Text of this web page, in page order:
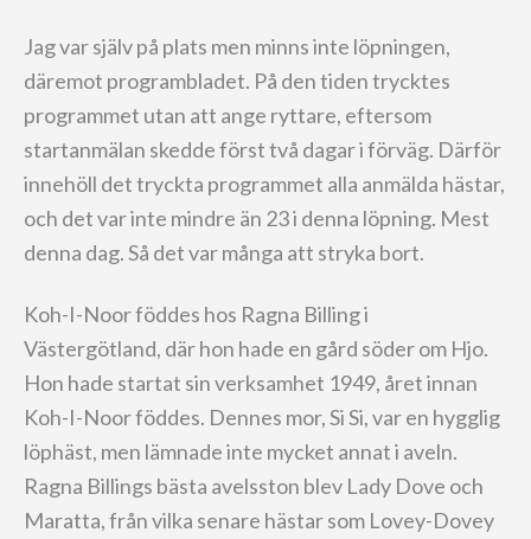
Jag var själv på plats men minns inte löpningen,
däremot programbladet. På den tiden trycktes
programmet utan att ange ryttare, eftersom
startanmälan skedde först två dagar i förväg. Därför
innehöll det tryckta programmet alla anmälda hästar,
och det var inte mindre än 23 i denna löpning. Mest
denna dag. Så det var många att stryka bort.
Koh-I-Noor föddes hos Ragna Billing i
Västergötland, där hon hade en gård söder om Hjo.
Hon hade startat sin verksamhet 1949, året innan
Koh-I-Noor föddes. Dennes mor, Si Si, var en hygglig
löphäst, men lämnade inte mycket annat i aveln.
Ragna Billings bästa avelsston blev Lady Dove och
Maratta, från vilka senare hästar som Lovey-Dovey